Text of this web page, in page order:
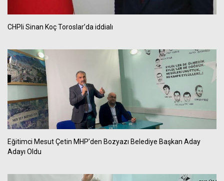
CHPli Sinan Koç Toroslar’da iddialı
Eğitimci Mesut Çetin MHP’den Bozyazı Belediye Başkan Aday
Adayı Oldu